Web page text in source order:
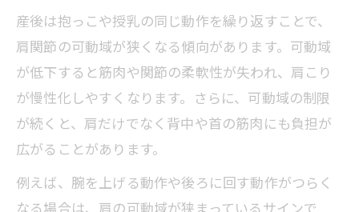
産後は抱っこや授乳の同じ動作を繰り返すことで、
肩関節の可動域が狭くなる傾向があります。可動域
が低下すると筋肉や関節の柔軟性が失われ、肩こり
が慢性化しやすくなります。さらに、可動域の制限
が続くと、肩だけでなく背中や首の筋肉にも負担が
広がることがあります。
例えば、腕を上げる動作や後ろに回す動作がつらく
なる場合は、肩の可動域が狭まっているサインで